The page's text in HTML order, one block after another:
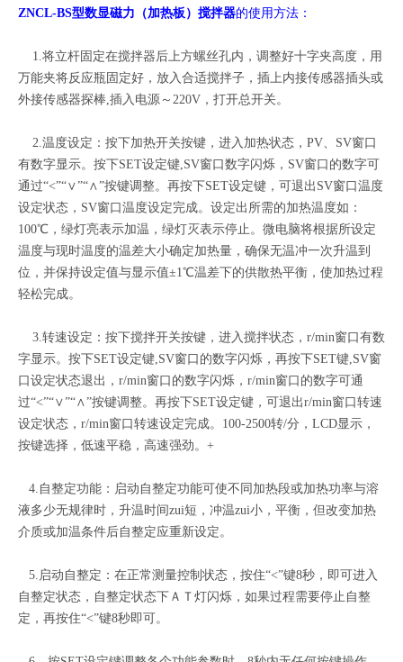
ZNCL-BS型数显磁力（加热板）搅拌器的使用方法：
1.将立杆固定在搅拌器后上方螺丝孔内，调整好十字夹高度，用
万能夹将反应瓶固定好，放入合适搅拌子，插上内接传感器插头或
外接传感器探棒,插入电源～220V，打开总开关。
2.温度设定：按下加热开关按键，进入加热状态，PV、SV窗口
有数字显示。按下SET设定键,SV窗口数字闪烁，SV窗口的数字可
通过“<”“∨”“∧”按键调整。再按下SET设定键，可退出SV窗口温度
设定状态，SV窗口温度设定完成。设定出所需的加热温度如：
100℃，绿灯亮表示加温，绿灯灭表示停止。微电脑将根据所设定
温度与现时温度的温差大小确定加热量，确保无温冲一次升温到
位，并保持设定值与显示值±1℃温差下的供散热平衡，使加热过程
轻松完成。
3.转速设定：按下搅拌开关按键，进入搅拌状态，r/min窗口有数
字显示。按下SET设定键,SV窗口的数字闪烁，再按下SET键,SV窗
口设定状态退出，r/min窗口的数字闪烁，r/min窗口的数字可通
过“<”“∨”“∧”按键调整。再按下SET设定键，可退出r/min窗口转速
设定状态，r/min窗口转速设定完成。100-2500转/分，LCD显示，
按键选择，低速平稳，高速强劲。+
4.自整定功能：启动自整定功能可使不同加热段或加热功率与溶
液多少无规律时，升温时间zui短，冲温zui小，平衡，但改变加热
介质或加温条件后自整定应重新设定。
5.启动自整定：在正常测量控制状态，按住“<”键8秒，即可进入
自整定状态，自整定状态下ＡＴ灯闪烁，如果过程需要停止自整
定，再按住“<”键8秒即可。